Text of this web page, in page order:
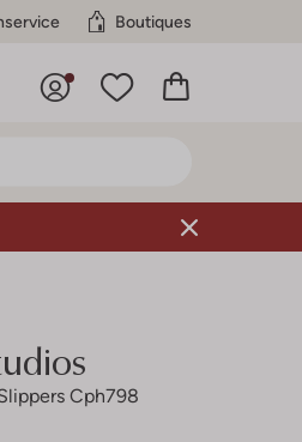
Boutiques
Cph798